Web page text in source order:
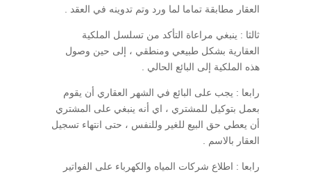
العقار مطابقة تماما لما ورد وتم تدوينه في العقد .
ثالثا : ينبغي مراعاة التأكد من تسلسل الملكية
العقارية بشكل طبيعي ومنطقي ، إلى حين وصول
هذه الملكية إلى البائع الحالي .
رابعا : يجب على البائع في الشهر العقاري أن يقوم
بعمل بتوكيل للمشتري ، اي أنه ينبغي على المشتري
أن يعطي حق البيع للغير وللنفس ، حتى انتهاء تسجيل
العقار بالاسم .
رابعا : اطلاع شركات المياه والكهرباء على الفواتير